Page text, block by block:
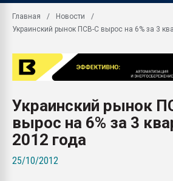
Главная
Новости
Украинский рынок ПСВ-С вырос на 6% за 3
Украинский рынок
вырос на 6% за 3
2012 года
25/10/2012